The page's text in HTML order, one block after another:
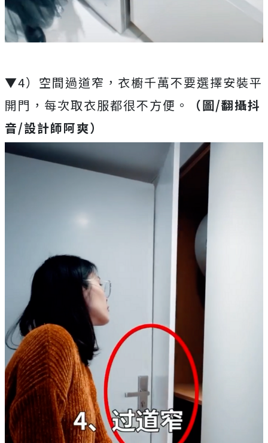
▼4）空間過道窄，衣櫥千萬不要選擇安裝平
開門，每次取衣服都很不方便。
（圖/翻攝抖
音/設計師阿爽）